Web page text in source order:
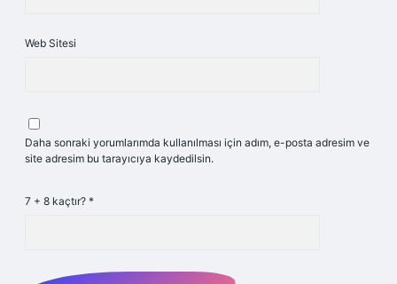
Web Sitesi
Daha sonraki yorumlarımda kullanılması için adım, e-posta adresim ve
site adresim bu tarayıcıya kaydedilsin.
7 + 8 kaçtır? *